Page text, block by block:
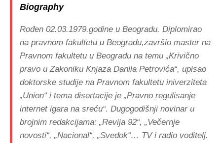
Biography
Rođen 02.03.1979.godine u Beogradu. Diplomirao
na pravnom fakultetu u Beogradu,završio master na
Pravnom fakultetu u Beogradu na temu „Krivično
pravo u Zakoniku Knjaza Danila Petrovića“, upisao
doktorske studije na Pravnom fakultetu iniverziteta
„Union“ i tema disertacije je „Pravno regulisanje
internet igara na sreću“. Dugogodišnji novinar u
brojnim redakcijama: „Revija 92“, „Večernje
novosti“, „Nacional“, „Svedok“… TV i radio voditelj.